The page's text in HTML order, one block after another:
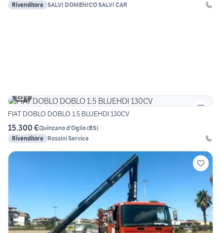
Rivenditore SALVI DOMENICO SALVI CAR
9
FIAT DOBLO DOBLO 1.5 BLUEHDI 130CV
15.300 €Quinzano d'Oglio(BS)
Rivenditore Rossini Service